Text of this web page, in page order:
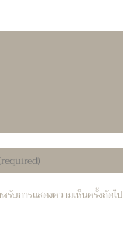
รับการแสดงความเห็นครั้งถัดไป